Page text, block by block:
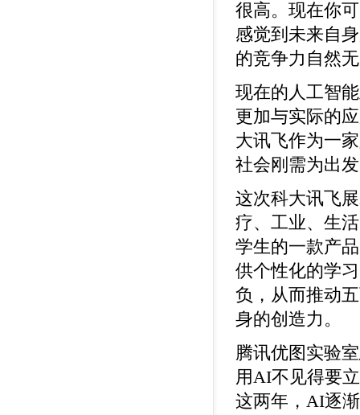
很高。现在你
感觉到未来自
的竞争力自然
现在的人工智
更加与实际的
大讯飞作为一
社会刚需为出
这次科大讯飞
疗、工业、生
学生的一款产
供个性化的学
负，从而推动
身的创造力。
腾讯优图实验
用AI不见得要
这两年，AI逐